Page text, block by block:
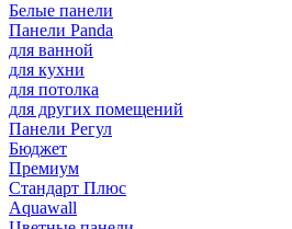
Белые панели
Панели Panda
для ванной
для кухни
для потолка
для других помещений
Панели Регул
Бюджет
Премиум
Стандарт Плюс
Aquawall